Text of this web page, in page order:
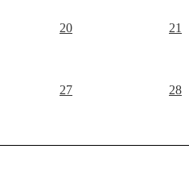
20 21
27 28